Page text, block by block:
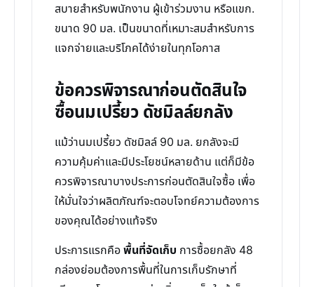
สบายสำหรับพนักงาน ผู้เข้าร่วมงาน หรือแขก.
ขนาด 90 มล. เป็นขนาดที่เหมาะสมสำหรับการ
แจกจ่ายและบริโภคได้ง่ายในทุกโอกาส
ข้อควรพิจารณาก่อนตัดสินใจ
ซื้อนมเปรี้ยว ดัชมิลล์ยกลัง
แม้ว่านมเปรี้ยว ดัชมิลล์ 90 มล. ยกลังจะมี
ความคุ้มค่าและมีประโยชน์หลายด้าน แต่ก็มีข้อ
ควรพิจารณาบางประการก่อนตัดสินใจซื้อ เพื่อ
ให้มั่นใจว่าผลิตภัณฑ์จะตอบโจทย์ความต้องการ
ของคุณได้อย่างแท้จริง
ประการแรกคือพื้นที่จัดเก็บ การซื้อยกลัง 48
กล่องย่อมต้องการพื้นที่ในการเก็บรักษาที่